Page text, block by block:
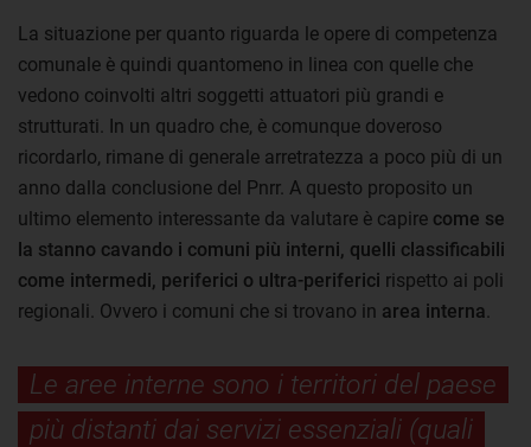
La situazione per quanto riguarda le opere di competenza
comunale è quindi quantomeno in linea con quelle che
vedono coinvolti altri soggetti attuatori più grandi e
strutturati. In un quadro che, è comunque doveroso
ricordarlo, rimane di generale arretratezza a poco più di un
anno dalla conclusione del Pnrr. A questo proposito un
ultimo elemento interessante da valutare è capire come se
la stanno cavando i comuni più interni, quelli classificabili
come intermedi, periferici o ultra-periferici rispetto ai poli
regionali. Ovvero i comuni che si trovano in area interna.
Le aree interne sono i territori del paese
più distanti dai servizi essenziali (quali